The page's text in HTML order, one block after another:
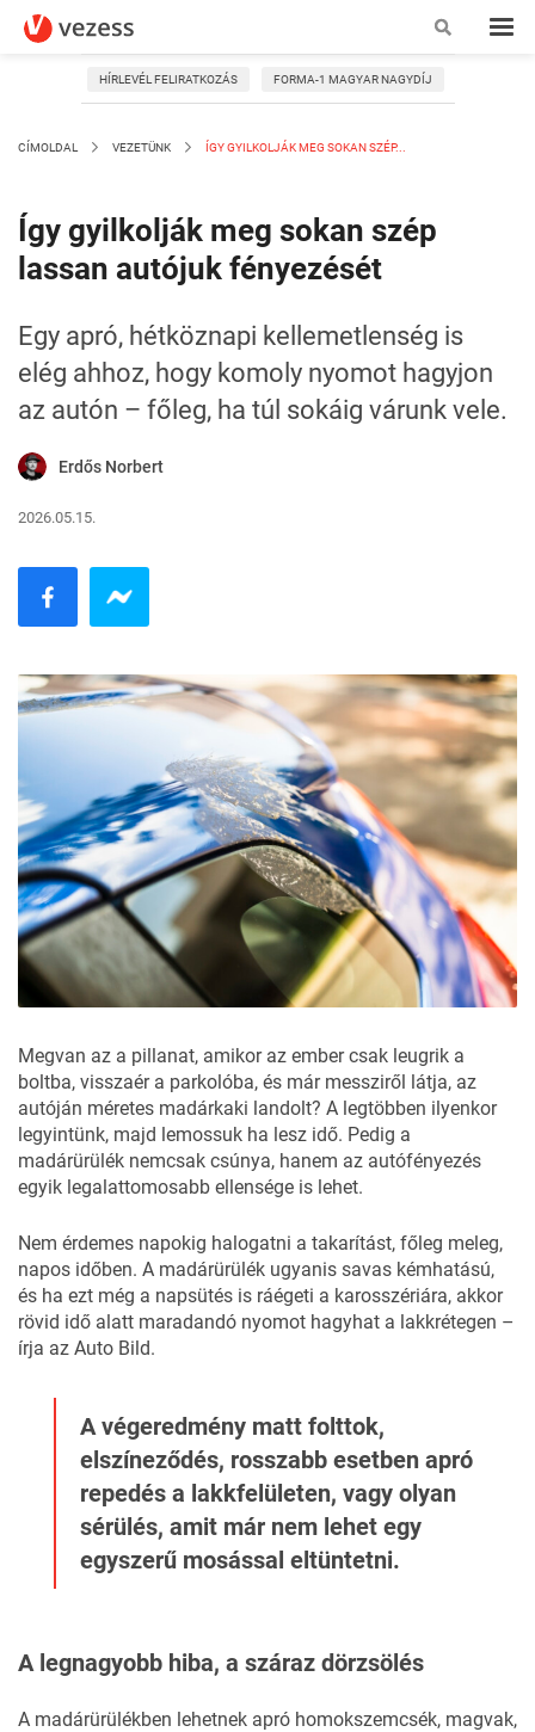
HÍRLEVÉL FELIRATKOZÁS FORMA-1 MAGYAR NAGYDÍJ
CÍMOLDAL VEZETÜNK ÍGY GYILKOLJÁK MEG SOKAN SZÉP...
Így gyilkolják meg sokan szép
lassan autójuk fényezését
Egy apró, hétköznapi kellemetlenség is
elég ahhoz, hogy komoly nyomot hagyjon
az autón – főleg, ha túl sokáig várunk vele.
Erdős Norbert
2026.05.15.
Megvan az a pillanat, amikor az ember csak leugrik a
boltba, visszaér a parkolóba, és már messziről látja, az
autóján méretes madárkaki landolt? A legtöbben ilyenkor
legyintünk, majd lemossuk ha lesz idő. Pedig a
madárürülék nemcsak csúnya, hanem az autófényezés
egyik legalattomosabb ellensége is lehet.
Nem érdemes napokig halogatni a takarítást, főleg meleg,
napos időben. A madárürülék ugyanis savas kémhatású,
és ha ezt még a napsütés is ráégeti a karosszériára, akkor
rövid idő alatt maradandó nyomot hagyhat a lakkrétegen –
írja az Auto Bild.
A végeredmény matt folttok,
elszíneződés, rosszabb esetben apró
repedés a lakkfelületen, vagy olyan
sérülés, amit már nem lehet egy
egyszerű mosással eltüntetni.
A legnagyobb hiba, a száraz dörzsölés
A madárürülékben lehetnek apró homokszemcsék, magvak,